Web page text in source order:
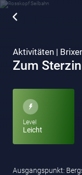
Aktivitäten |
Zum
Level
Leicht
Ausgangspunkt: